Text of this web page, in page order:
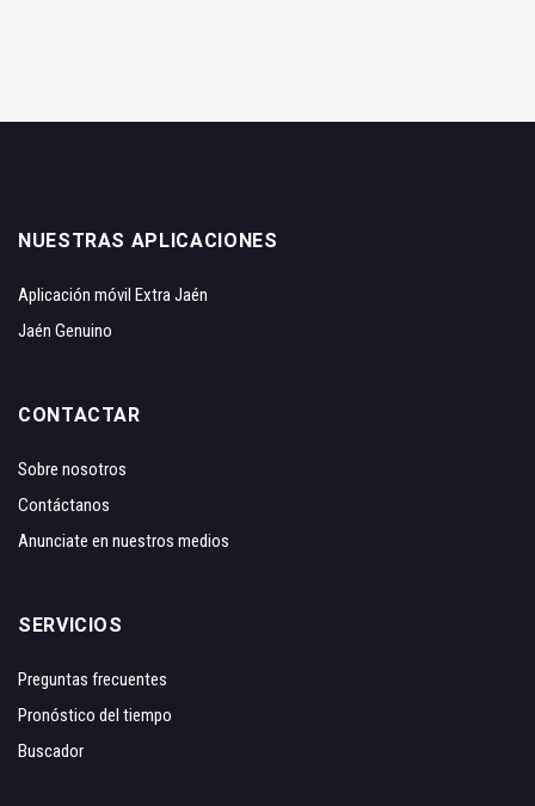
NUESTRAS APLICACIONES
Aplicación móvil Extra Jaén
Jaén Genuino
CONTACTAR
Sobre nosotros
Contáctanos
Anunciate en nuestros medios
SERVICIOS
Preguntas frecuentes
Pronóstico del tiempo
Buscador